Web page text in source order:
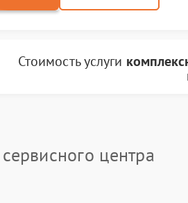
Стоимость услуги
центра